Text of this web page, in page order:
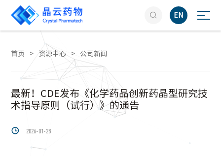
 EN
首页 > 资源中心 > 公司新闻
最新！CDE发布《化学药品创新药晶型研究技
术指导原则（试行）》的通告
 2026-01-28